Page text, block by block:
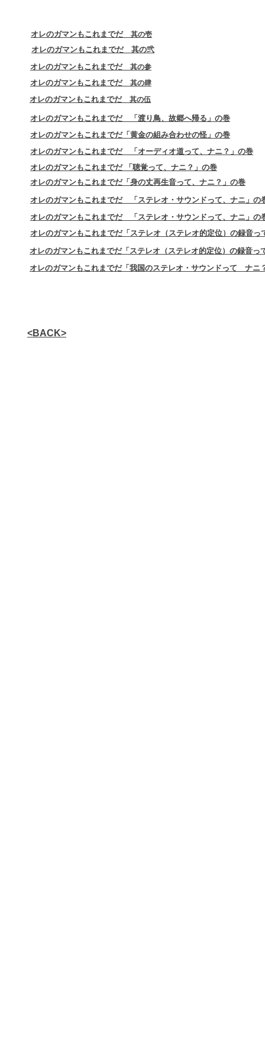
オレのガマンもこれまでだ 其の壱
オレのガマンもこれまでだ 其の参
オレのガマンもこれまでだ 其の弐
オレのガマンもこれまでだ 其の伍
オレのガマンもこれまでだ 其の肆
オレのガマンもこれまでだ 「渡り鳥、故郷へ帰る」の巻
オレのガマンもこれまでだ「黄金の組み合わせの怪」の巻
オレのガマンもこれまでだ 「オーディオ道って、ナニ？」の巻
オレのガマンもこれまでだ 「聴覚って、ナニ？」の巻
オレのガマンもこれまでだ「身の丈再生音って、ナニ？」の巻
オレのガマンもこれまでだ 「ステレオ・サウンドって、ナニ」の
オレのガマンもこれまでだ 「ステレオ・サウンドって、ナニ」の
オレのガマンもこれまでだ「ステレオ（ステレオ的定位）の録音
オレのガマンもこれまでだ「ステレオ（ステレオ的定位）の録音
オレのガマンもこれまでだ「我国のステレオ・サウンドって ナニ
<BACK>